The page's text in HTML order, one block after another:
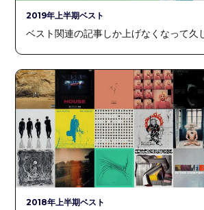
2019年上半期ベスト
ベスト関連の記事しか上げなくなって久
2018年上半期ベスト